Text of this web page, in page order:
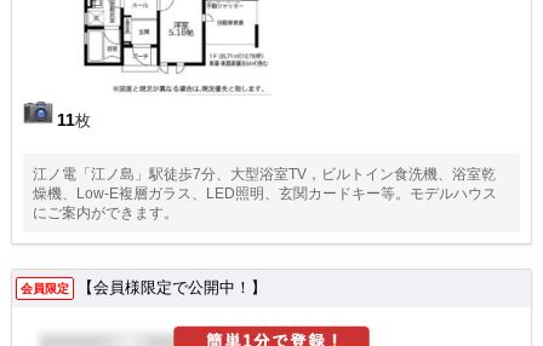
11枚
江ノ電「江ノ島」駅徒歩7分、大型浴室TV，ビルトイン食洗機、浴室乾
燥機、Low-E複層ガラス、LED照明、玄関カードキー等。モデルハウス
にご案内ができます。
会員限定 【会員様限定で公開中！】